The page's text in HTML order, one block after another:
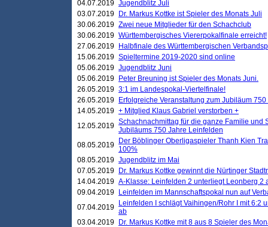
04.07.2019 Jugendblitz Juli
03.07.2019
Dr. Markus Kottke ist Spieler des Monats Juli
30.06.2019 Zwei neue Mitglieder für den Schachclub
30.06.2019 Württembergisches Viererpokalfinale erreicht!
27.06.2019
Halbfinale des Württembergischen
15.06.2019 Spieltermine 2019-2020 sind online
05.06.2019 Jugendblitz Juni
05.06.2019
Peter Breuning ist Spieler des Monats Juni.
26.05.2019 3:1 im Landespokal-Viertelfinale!
26.05.2019
Erfolgreiche Veranstaltung zum Jubiläum
14.05.2019 + Mitglied Klaus Gabriel verstorben +
12.05.2019 Schachnachmittag für die ganze Familie und
Jubiläums 750 Jahre Leinfelden
08.05.2019
Der Böblinger Oberligaspieler Thanh Kien
100%
08.05.2019 Jugendblitz im Mai
07.05.2019
Dr. Markus Kottke gewinnt die Nürtinger
14.04.2019 A-Klasse: Leinfelden 2 unterliegt Leonberg 2
09.04.2019
Leinfelden im Mannschaftspokal nun auf
07.04.2019
Leinfelden I schlägt Vaihingen/Rohr I mit 6:2
ab
03.04.2019
Dr. Markus Kottke mit 8 aus 8 Spieler des